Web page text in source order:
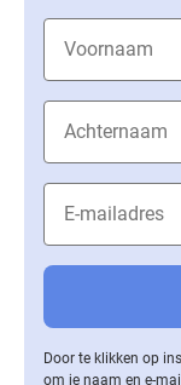
Door te klikken op
om je naam en e-